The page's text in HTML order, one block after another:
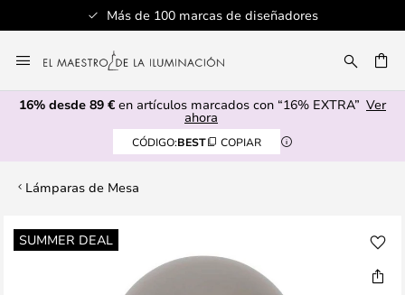
Más de 100 marcas de diseñadores
al
contenido
16% desde 89 € en artículos marcados con “16% EXTRA” Ver
ahora
CÓDIGO:BEST COPIAR
Lámparas de Mesa
SUMMER DEAL
Saltar
al